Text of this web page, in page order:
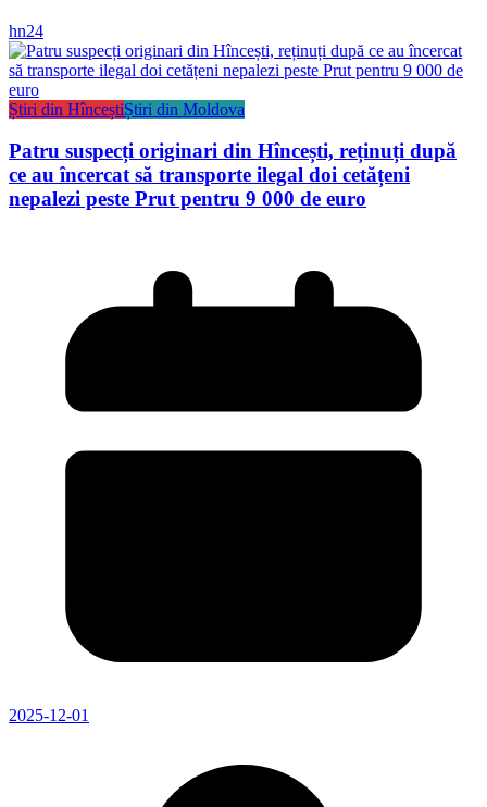
hn24
Știri din HînceștiȘtiri din Moldova
Patru suspecți originari din Hîncești, reținuți după
ce au încercat să transporte ilegal doi cetățeni
nepalezi peste Prut pentru 9 000 de euro
2025-12-01